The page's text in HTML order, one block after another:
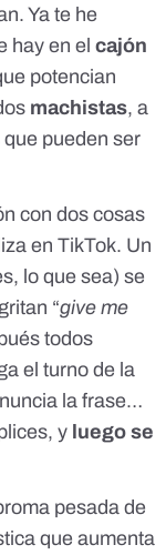
Ya te he
hay en el cajón
potencian
machistas, a
pueden ser
con dos cosas
en TikTok. Un
lo que sea) se
“give me
todos
el turno de la
la frase…
y luego se
pesada de
que aumenta